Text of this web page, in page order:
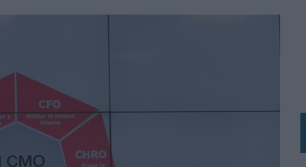
EN SU ÚLTIMA CAMPAÑA INTERNACIONAL
& RESORTS
DE INUSUALY PARA CERVEZA CAPAZ
ORANGE